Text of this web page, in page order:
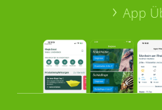
App